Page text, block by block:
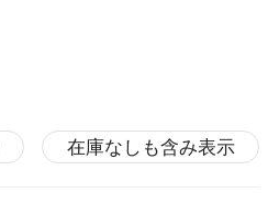
在庫なしも含み表示